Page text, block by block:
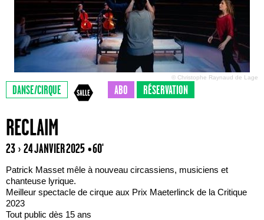
© Christophe Raynaud de Lage
DANSE/CIRQUE ABO RÉSERVATION
RECLAIM
23 › 24 JANVIER 2025 • 60'
Patrick Masset mêle à nouveau circassiens, musiciens et
chanteuse lyrique.
Meilleur spectacle de cirque aux Prix Maeterlinck de la Critique
2023
Tout public dès 15 ans